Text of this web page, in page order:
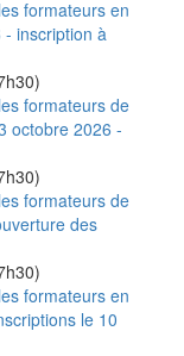
formateurs en
inscription à
formateurs de
octobre 2026 -
formateurs de
des
formateurs en
le 10